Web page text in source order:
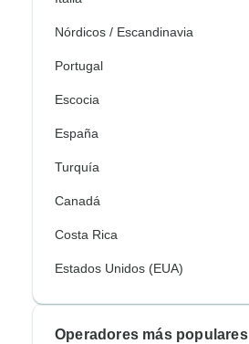
Nórdicos / Escandinavia
Portugal
Escocia
España
Turquía
Canadá
Costa Rica
Estados Unidos (EUA)
Operadores más populares